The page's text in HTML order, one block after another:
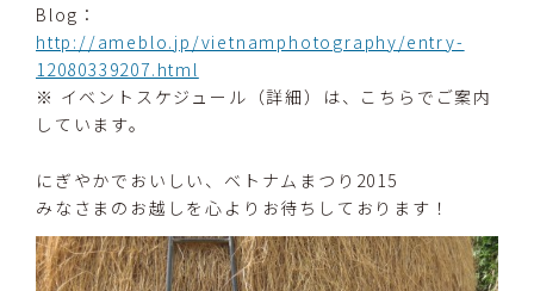
Blog：
http://ameblo.jp/vietnamphotography/entry-
12080339207.html
※ イベントスケジュール（詳細）は、こちらでご案内
しています。
にぎやかでおいしい、ベトナムまつり2015
みなさまのお越しを心よりお待ちしております！